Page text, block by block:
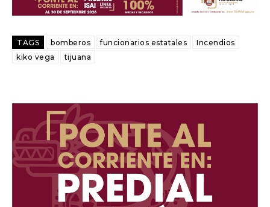
TAGS bomberos funcionarios estatales
Incendios
kiko vega
tijuana